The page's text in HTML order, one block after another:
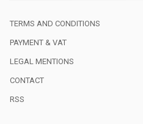
TERMS AND CONDITIONS
PAYMENT & VAT
LEGAL MENTIONS
CONTACT
RSS